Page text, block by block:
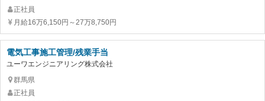
正社員
月給16万6,150円～27万8,750円
電気工事施工管理/残業手当
ユーワエンジニアリング株式会社
群馬県
正社員